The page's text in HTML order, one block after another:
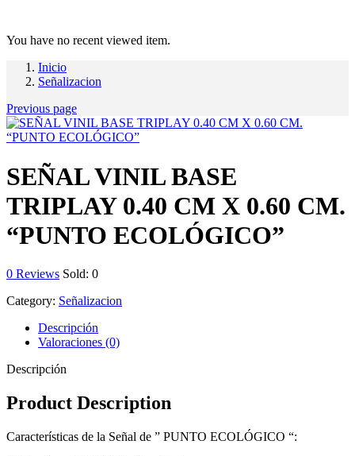
You have no recent viewed item.
Inicio
Señalizacion
Previous page
SEÑAL VINIL BASE
TRIPLAY 0.40 CM X 0.60 CM.
“PUNTO ECOLÓGICO”
0 Reviews Sold: 0
Category: Señalizacion
Descripción
Valoraciones (0)
Descripción
Product Description
Características de la Señal de ” PUNTO ECOLÓGICO “: